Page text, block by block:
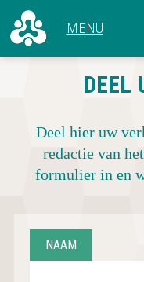
ALLE ARTIKELEN
HET GEBOUW
ACHTER DE
DEEL
Deel hier uw
redactie van
formulier in en
NAAM